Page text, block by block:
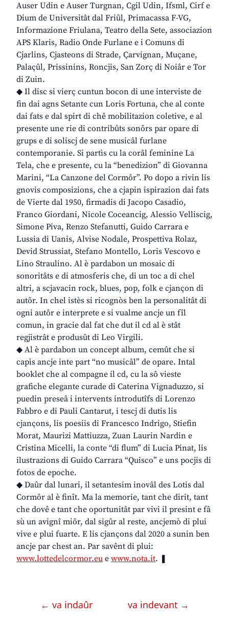
Auser Udin e Auser Turgnan, Cgil Udin, Ifsml, Cirf e
Dium de Universitât dal Friûl, Primacassa F-VG,
Informazione Friulana, Teatro della Sete, associazion
APS Klaris, Radio Onde Furlane e i Comuns di
Cjarlins, Cjasteons di Strade, Çarvignan, Muçane,
Palaçûl, Prissinins, Roncjis, San Zorç di Noiâr e Tor
di Zuin.
◆ Il disc si vierç cuntun bocon di une interviste de
fin dai agns Setante cun Loris Fortuna, che al conte
dai fats e dal spirt di chê mobilitazion coletive, e al
presente une rie di contribûts sonôrs par opare di
grups e di soliscj de sene musicâl furlane
contemporanie. Si partìs cu la corâl feminine La
Tela, che e presente, cu la “benedizion” di Giovanna
Marini, “La Canzone del Cormôr”. Po dopo a rivin lis
gnovis composizions, che a cjapin ispirazion dai fats
de Vierte dal 1950, firmadis di Jacopo Casadio,
Franco Giordani, Nicole Coceancig, Alessio Velliscig,
Simone Piva, Renzo Stefanutti, Guido Carrara e
Lussia di Uanis, Alvise Nodale, Prospettiva Rolaz,
Devid Strussiat, Stefano Montello, Loris Vescovo e
Lino Straulino. Al è pardabon un mosaic di
sonoritâts e di atmosferis che, di un toc a di chel
altri, a scjavacin rock, blues, pop, folk e cjançon di
autôr. In chel istès si ricognòs ben la personalitât di
ogni autôr e interprete e si vualme ancje un fîl
comun, in gracie dal fat che dut il cd al è stât
regjistrât e produsût di Leo Virgili.
◆ Al è pardabon un concept album, cemût che si
capìs ancje inte part “no musicâl” de opare. Intal
booklet che al compagne il cd, cu la sô vieste
grafiche elegante curade di Caterina Vignaduzzo, si
puedin preseâ i intervents introdutîfs di Lorenzo
Fabbro e di Pauli Cantarut, i tescj di dutis lis
cjançons, lis poesiis di Francesco Indrigo, Stiefin
Morat, Maurizi Mattiuzza, Zuan Laurin Nardin e
Cristina Micelli, la conte “di flum” di Lucia Pinat, lis
ilustrazions di Guido Carrara “Quisco” e uns pocjis di
fotos de epoche.
◆ Daûr dal lunari, il setantesim inovâl des Lotis dal
Cormôr al è finît. Ma la memorie, tant che dirit, tant
che dovê e tant che oportunitât par vivi il presint e fâ
sù un avignî miôr, dal sigûr al reste, ancjemò di plui
vive e plui fuarte. E lis cjançons dal 2020 a sunin ben
ancje par chest an. Par savênt di plui:
www.lottedelcormor.eu e www.nota.it. ❚
← va indaûr va indevant →